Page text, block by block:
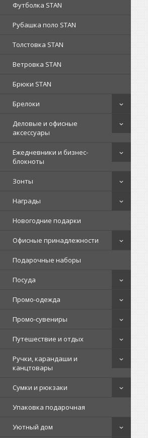
Футболка STAN
Рубашка поло STAN
Толстовка STAN
Ветровка STAN
Брюки STAN
Брелоки
Деловые и офисные
аксессуары
Ежедневники и бизнес-
блокноты
Зонты
Награды
Новогодние подарки
Офисные принадлежности
Подарочные наборы
Посуда
Промо-одежда
Промо-сувениры
Путешествие и отдых
Ручки, карандаши и
канцтовары
Сумки и рюкзаки
Упаковка подарочная
Уютный дом